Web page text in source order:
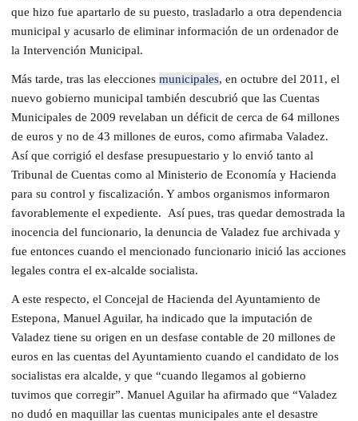
que hizo fue apartarlo de su puesto, trasladarlo a otra dependencia
municipal y acusarlo de eliminar información de un ordenador de
la Intervención Municipal.
Más tarde, tras las elecciones municipales, en octubre del 2011, el
nuevo gobierno municipal también descubrió que las Cuentas
Municipales de 2009 revelaban un déficit de cerca de 64 millones
de euros y no de 43 millones de euros, como afirmaba Valadez.
Así que corrigió el desfase presupuestario y lo envió tanto al
Tribunal de Cuentas como al Ministerio de Economía y Hacienda
para su control y fiscalización. Y ambos organismos informaron
favorablemente el expediente. Así pues, tras quedar demostrada la
inocencia del funcionario, la denuncia de Valadez fue archivada y
fue entonces cuando el mencionado funcionario inició las acciones
legales contra el ex-alcalde socialista.
A este respecto, el Concejal de Hacienda del Ayuntamiento de
Estepona, Manuel Aguilar, ha indicado que la imputación de
Valadez tiene su origen en un desfase contable de 20 millones de
euros en las cuentas del Ayuntamiento cuando el candidato de los
socialistas era alcalde, y que “cuando llegamos al gobierno
tuvimos que corregir”. Manuel Aguilar ha afirmado que “Valadez
no dudó en maquillar las cuentas municipales ante el desastre